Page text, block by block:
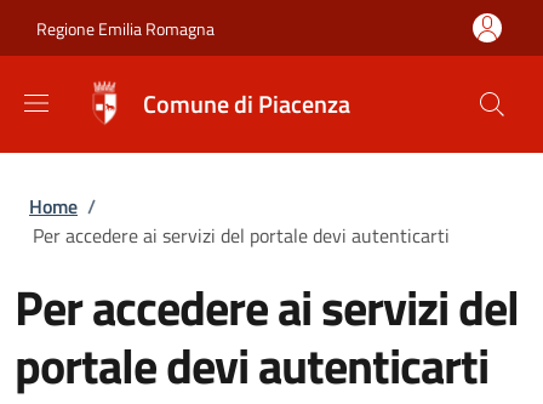
Regione Emilia Romagna
Comune di Piacenza
Briciole di pane
Home /
Per accedere ai servizi del portale devi autenticarti
Per accedere ai servizi del
portale devi autenticarti